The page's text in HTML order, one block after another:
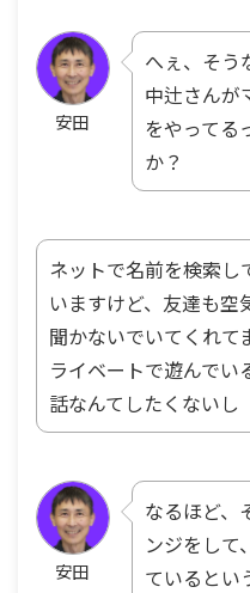
安田
へぇ、そう
中辻さんが
をやってる
か？
ネットで名前を検索し
いますけど、友達も空
聞かないでいてくれて
ライベートで遊んでい
話なんてしたくないし
安田
なるほど、
ンジをして
ているとい